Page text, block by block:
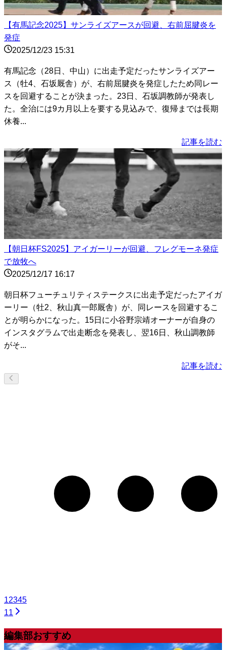
【有馬記念2025】サンライズアースが回避、右前屈腱炎を
発症
2025/12/23 15:31
有馬記念（28日、中山）に出走予定だったサンライズアー
ス（牡4、石坂厩舎）が、右前屈腱炎を発症したため同レー
スを回避することが決まった。23日、石坂調教師が発表し
た。全治には9カ月以上を要する見込みで、復帰までは長期
休養...
記事を読む
【朝日杯FS2025】アイガーリーが回避、フレグモーネ発症
で放牧へ
2025/12/17 16:17
朝日杯フューチュリティステークスに出走予定だったアイガ
ーリー（牡2、秋山真一郎厩舎）が、同レースを回避するこ
とが明らかになった。15日に小谷野宗靖オーナーが自身の
インスタグラムで出走断念を発表し、翌16日、秋山調教師
がそ...
記事を読む
12345
11
編集部おすすめ